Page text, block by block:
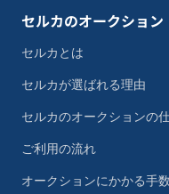
セルカのオークション
セルカとは
セルカが選ばれる理由
セルカのオークションの
ご利用の流れ
オークションにかかる手